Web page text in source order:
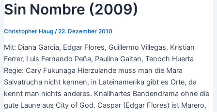
Sin Nombre (2009)
Christopher Haug /22. Dezember 2010
Mit: Diana Garcia, Edgar Flores, Guillermo Villegas, Kristian
Ferrer, Luis Fernando Peña, Paulina Gaitan, Tenoch Huerta
Regie: Cary Fukunaga Hierzulande muss man die Mara
Salvatrucha nicht kennen, in Lateinamerika gibt es Orte, da
kennt man nichts anderes. Knallhartes Bandendrama ohne die
gute Laune aus City of God. Caspar (Edgar Flores) ist Marero,